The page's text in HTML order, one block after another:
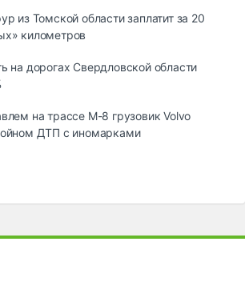
из Томской области заплатит за 20
километров
на дорогах Свердловской области
на трассе М-8 грузовик Volvo
ДТП с иномарками